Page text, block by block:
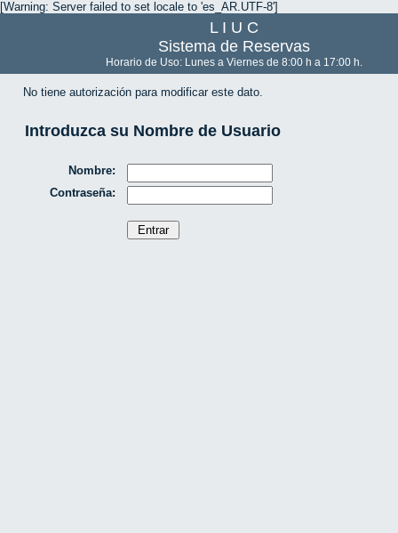
[Warning: Server failed to set locale to 'es_AR.UTF-8']
L I U C
Sistema de Reservas
Horario de Uso: Lunes a Viernes de 8:00 h a 17:00 h.
No tiene autorización para modificar este dato.
Introduzca su Nombre de Usuario
Nombre:
Contraseña: